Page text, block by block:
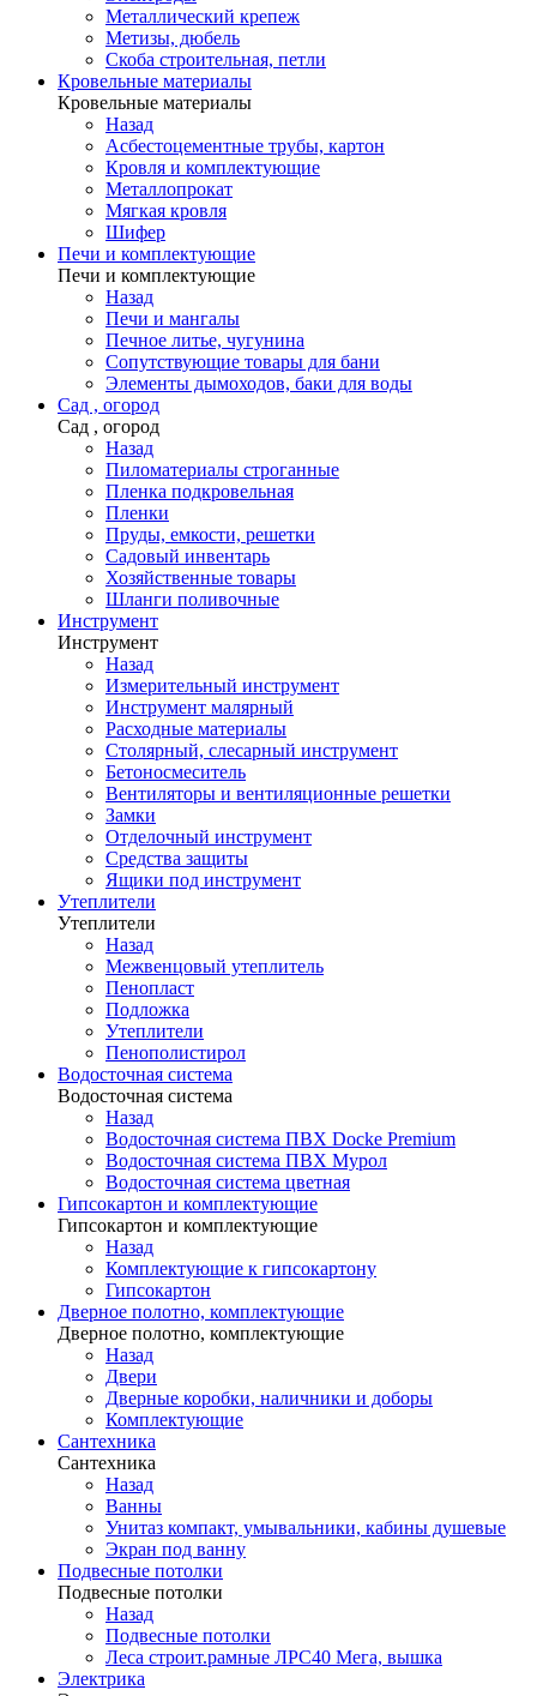
Металлический крепеж
Метизы, дюбель
Скоба строительная, петли
Кровельные материалы
Кровельные материалы
Назад
Асбестоцементные трубы, картон
Кровля и комплектующие
Металлопрокат
Мягкая кровля
Шифер
Печи и комплектующие
Печи и комплектующие
Назад
Печи и мангалы
Печное литье, чугунина
Сопутствующие товары для бани
Элементы дымоходов, баки для воды
Сад , огород
Сад , огород
Назад
Пиломатериалы строганные
Пленка подкровельная
Пленки
Пруды, емкости, решетки
Садовый инвентарь
Хозяйственные товары
Шланги поливочные
Инструмент
Инструмент
Назад
Измерительный инструмент
Инструмент малярный
Расходные материалы
Столярный, слесарный инструмент
Бетоносмеситель
Вентиляторы и вентиляционные решетки
Замки
Отделочный инструмент
Средства защиты
Ящики под инструмент
Утеплители
Утеплители
Назад
Межвенцовый утеплитель
Пенопласт
Подложка
Утеплители
Пенополистирол
Водосточная система
Водосточная система
Назад
Водосточная система ПВХ Docke Premium
Водосточная система ПВХ Мурол
Водосточная система цветная
Гипсокартон и комплектующие
Гипсокартон и комплектующие
Назад
Комплектующие к гипсокартону
Гипсокартон
Дверное полотно, комплектующие
Дверное полотно, комплектующие
Назад
Двери
Дверные коробки, наличники и доборы
Комплектующие
Сантехника
Сантехника
Назад
Ванны
Унитаз компакт, умывальники, кабины душевые
Экран под ванну
Подвесные потолки
Подвесные потолки
Назад
Подвесные потолки
Леса строит.рамные ЛРС40 Мега, вышка
Электрика